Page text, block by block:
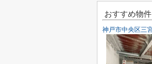
おすすめ物件